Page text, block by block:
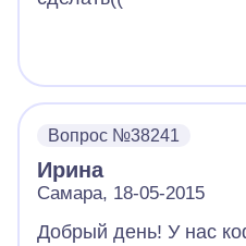
Вопрос №38241
Ирина
Самара, 18-05-2015
Добрый день! У нас